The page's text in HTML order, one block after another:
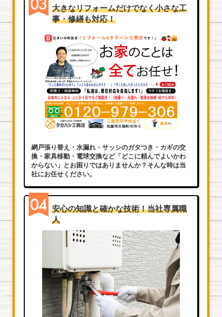
大きなリフォームだけでなく小さな工
事・修繕も対応！
網戸張り替え・水漏れ・サッシのガタつき・カギの交
換・家具移動・電球交換など「どこに頼んでよいかわ
からない」とお困りではありませんか？そんな時は当
社にお任せください。
安心の知識と確かな技術！当社専属職
人